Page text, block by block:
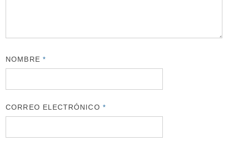
NOMBRE *
CORREO ELECTRÓNICO *